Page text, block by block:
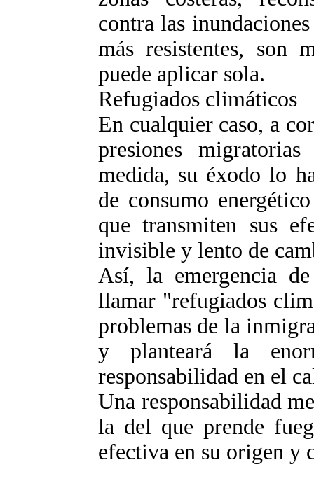
contra las
más resistentes, son
puede aplicar sola.
Refugiados climáticos
En cualquier caso, a
presiones
medida, su éxodo lo
de consumo
que transmiten sus
invisible y lento de
Así, la emergencia
llamar "refugiados
problemas de la
y planteará la
responsabilidad en el
Una responsabilidad
la del que prende
efectiva en su origen